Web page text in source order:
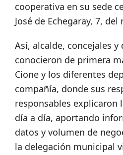
cooperativa en su sede
José de Echegaray, 7,
Así, alcalde, concejales y
conocieron de primera
Cione y los diferentes
compañía, donde sus
responsables explicaron
día a día, aportando
datos y volumen de
la delegación municipal